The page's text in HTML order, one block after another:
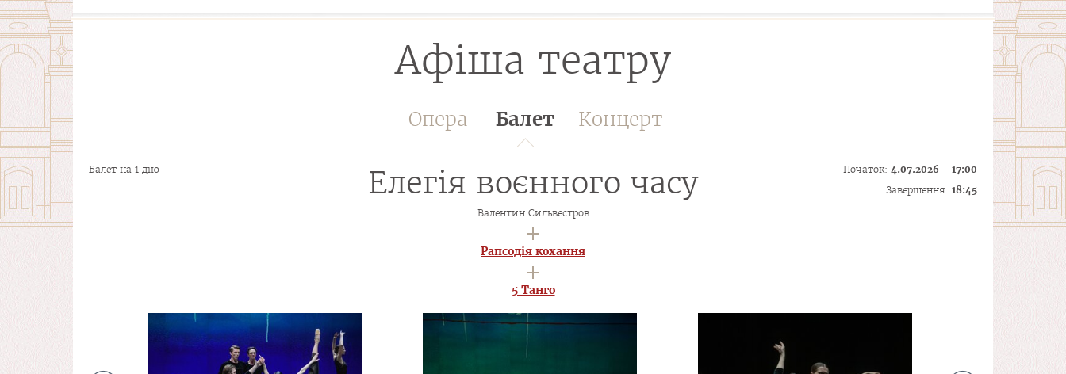
Афіша театру
Опера Балет Концерт
Балет на 1 дію Початок: 4.07.2026 - 17:00
Завершення: 18:45
Елегія воєнного часу
Валентин Сильвестров
Рапсодія кохання
5 Танго